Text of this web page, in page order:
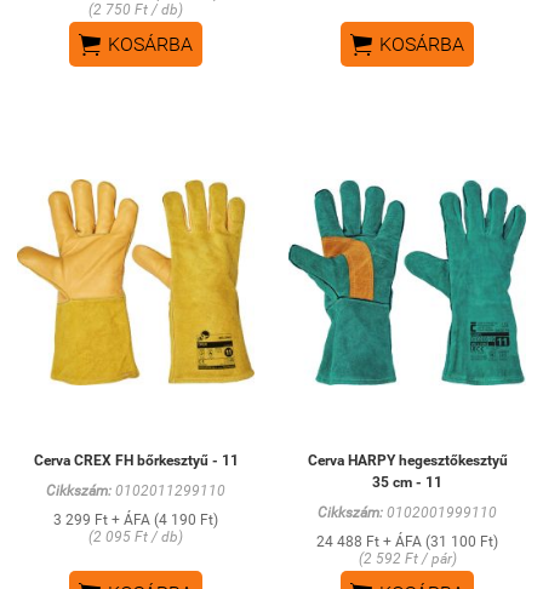
(2 750 Ft / db)
 KOSÁRBA  KOSÁRBA
Cerva CREX FH bőrkesztyű - 11
Cikkszám: 0102011299110
3 299 Ft + ÁFA (4 190 Ft)
(2 095 Ft / db)
Cerva HARPY hegesztőkesztyű
35 cm - 11
Cikkszám: 0102001999110
24 488 Ft + ÁFA (31 100 Ft)
(2 592 Ft / pár)